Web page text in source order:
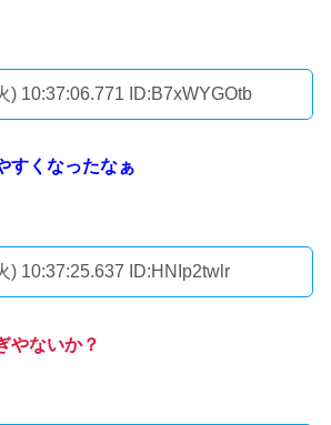
) 10:37:06.771 ID:B7xWYGOtb
すくなったなぁ
) 10:37:25.637 ID:HNIp2twlr
やないか？